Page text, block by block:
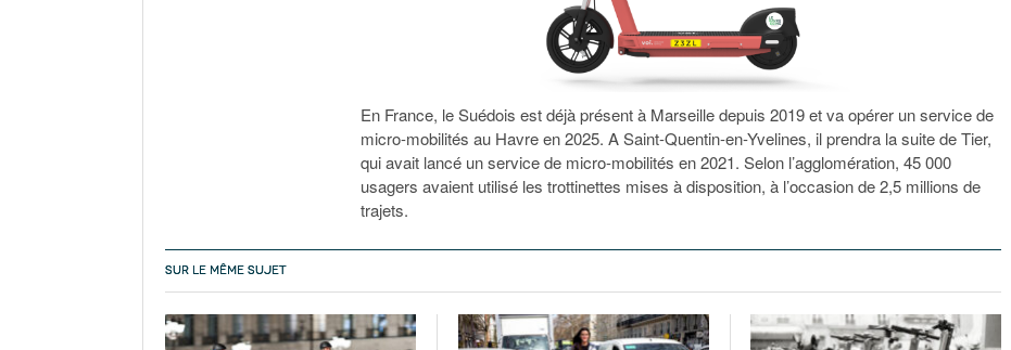
En France, le Suédois est déjà présent à Marseille depuis 2019 et va opérer un service de
micro-mobilités au Havre en 2025. A Saint-Quentin-en-Yvelines, il prendra la suite de Tier,
qui avait lancé un service de micro-mobilités en 2021. Selon l’agglomération, 45 000
usagers avaient utilisé les trottinettes mises à disposition, à l’occasion de 2,5 millions de
trajets.
SUR LE MÊME SUJET